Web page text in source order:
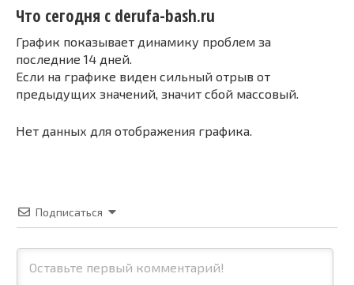
Что сегодня с derufa-bash.ru
График показывает динамику проблем за
последние 14 дней.
Если на графике виден сильный отрыв от
предыдущих значений, значит сбой массовый.
Нет данных для отображения графика.
Подписаться